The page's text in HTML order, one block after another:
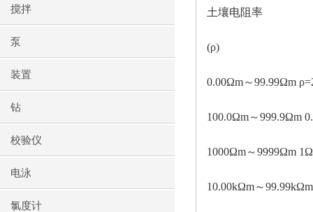
搅拌
泵
装置
钻
校验仪
电泳
氯度计
土壤电阻率
(ρ)
0.00Ωm～99.99Ωm
100.0Ωm～999.9Ωm
1000Ωm～9999Ωm
10.00kΩm～